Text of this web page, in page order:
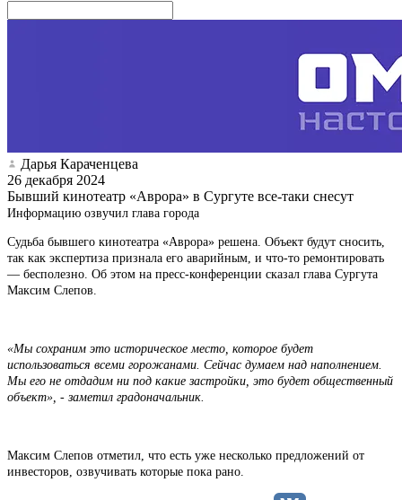
Дарья Караченцева
26 декабря 2024
Бывший кинотеатр «Аврора» в Сургуте все-таки снесут
Информацию озвучил глава города
Судьба бывшего кинотеатра «Аврора» решена. Объект будут сносить,
так как экспертиза признала его аварийным, и что-то ремонтировать
— бесполезно. Об этом на пресс-конференции сказал глава Сургута
Максим Слепов.
«Мы сохраним это историческое место, которое будет
использоваться всеми горожанами. Сейчас думаем над наполнением.
Мы его не отдадим ни под какие застройки, это будет общественный
объект», - заметил градоначальник.
Максим Слепов отметил, что есть уже несколько предложений от
инвесторов, озвучивать которые пока рано.